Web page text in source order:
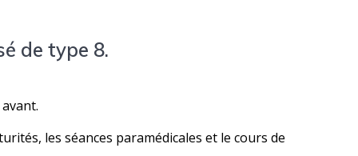
de type 8.
les séances paramédicales et le cours de